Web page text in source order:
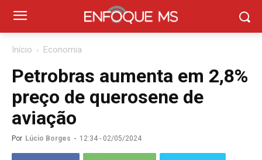
Início Economia
Petrobras aumenta em 2,8%
preço de querosene de
aviação
Por Lúcio Borges - 12:34 - 02/05/2024